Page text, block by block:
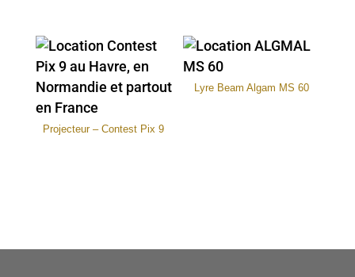
Projecteur – Contest Pix 9
Lyre Beam Algam MS 60